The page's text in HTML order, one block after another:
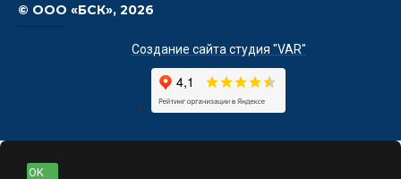
© ООО «БСК», 2026
Создание сайта студия "VAR"
OK